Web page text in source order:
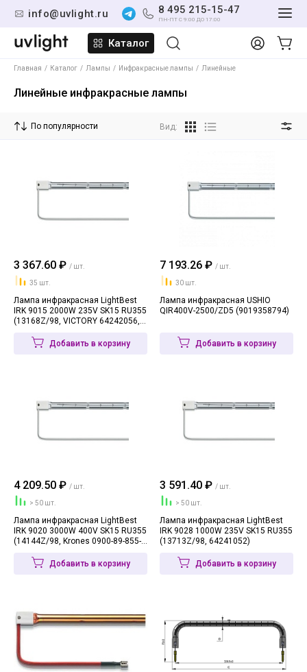
info@uvlight.ru 8 495 215-15-47
ПН-ПТ С 9:00 ДО 17:00
Каталог
Главная Каталог Лампы Инфракрасные лампы Линейные
Линейные инфракрасные лампы
По популярности Вид:
3 367.60 ₽ / шт.
35 шт.
Лампа инфракрасная LightBest
IRK 9015 2000W 235V SK15 RU355
(13168Z/98, VICTORY 64242056,
Добавить в корзину
7 193.26 ₽ / шт.
30 шт.
Лампа инфракрасная USHIO
QIR400V-2500/ZD5 (9019358794)
Добавить в корзину
4 209.50 ₽ / шт.
> 50 шт.
Лампа инфракрасная LightBest
IRK 9020 3000W 400V SK15 RU355
(14144Z/98, Krones 0900-89-855-
Добавить в корзину
3 591.40 ₽ / шт.
> 50 шт.
Лампа инфракрасная LightBest
IRK 9028 1000W 235V SK15 RU355
(13713Z/98, 64241052)
Добавить в корзину